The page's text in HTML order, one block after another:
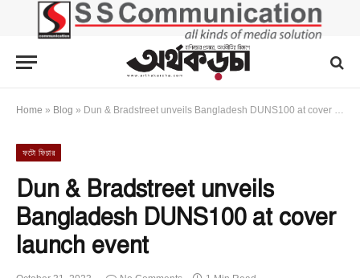
Home » Blog » Dun & Bradstreet unveils Bangladesh DUNS100 at cover launch event
ফটো ফিচার
Dun & Bradstreet unveils
Bangladesh DUNS100 at cover
launch event